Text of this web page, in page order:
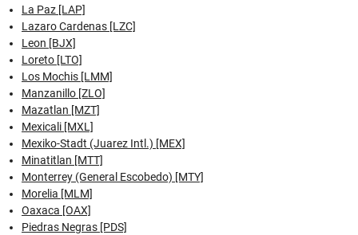
La Paz [LAP]
Lazaro Cardenas [LZC]
Leon [BJX]
Loreto [LTO]
Los Mochis [LMM]
Manzanillo [ZLO]
Mazatlan [MZT]
Mexicali [MXL]
Mexiko-Stadt (Juarez Intl.) [MEX]
Minatitlan [MTT]
Monterrey (General Escobedo) [MTY]
Morelia [MLM]
Oaxaca [OAX]
Piedras Negras [PDS]